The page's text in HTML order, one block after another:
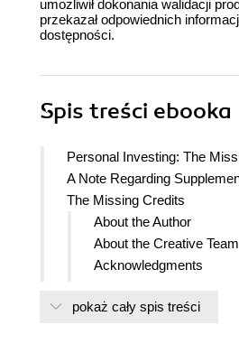
umożliwił dokonania walidacji
przekazał odpowiednich
dostępności.
Spis treści ebooka
Personal Investing: The
A Note Regarding
The Missing Credits
About the Author
About the Creative Team
Acknowledgments
Introduction
pokaż cały spis treści